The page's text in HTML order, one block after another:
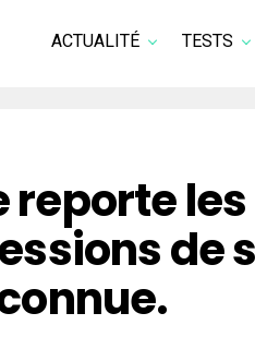
ACTUALITÉ TESTS
reporte les
de